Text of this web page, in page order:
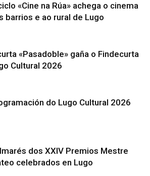
«Cine na Rúa» achega o cinema
barrios e ao rural de Lugo
«Pasadoble» gaña o Findecurta
Cultural 2026
do Lugo Cultural 2026
dos XXIV Premios Mestre
celebrados en Lugo